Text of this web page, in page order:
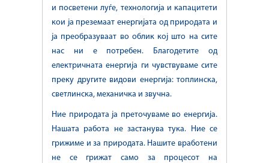
и посветени луѓе, технологија и капацитети
кои ја преземаат енергијата од природата и
ја преобразуваат во облик кој што на сите
нас ни е потребен. Благодетите од
електричната енергија ги чувствуваме сите
преку другите видови енергија: топлинска,
светлинска, механичка и звучна.
Ние природата ја преточуваме во енергија.
Нашата работа не застанува тука. Ние се
грижиме и за природата. Нашите вработени
не се грижат само за процесот на